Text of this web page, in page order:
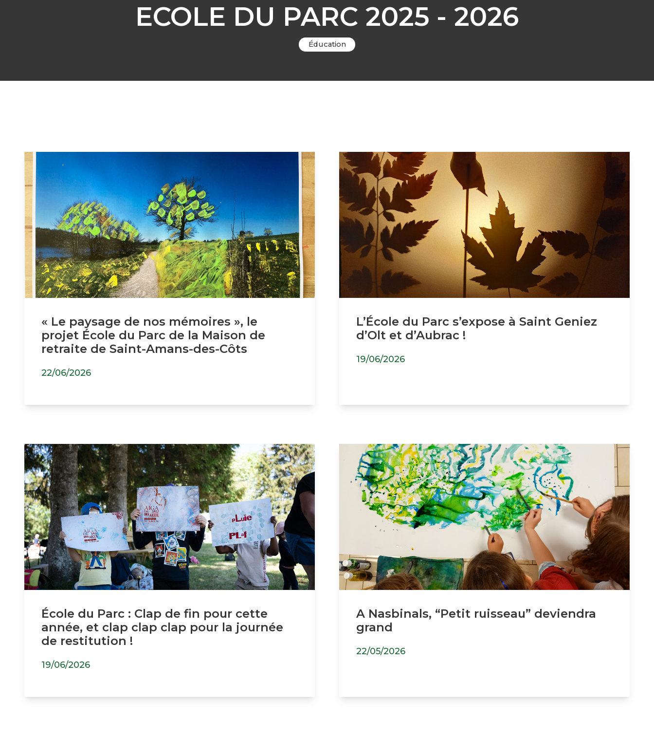
ECOLE DU PARC 2025 - 2026
Éducation
« Le paysage de nos mémoires », le
projet École du Parc de la Maison de
retraite de Saint-Amans-des-Côts
22/06/2026
L’École du Parc s’expose à Saint Geniez
d’Olt et d’Aubrac !
19/06/2026
École du Parc : Clap de fin pour cette
année, et clap clap clap pour la journée
de restitution !
19/06/2026
A Nasbinals, “Petit ruisseau” deviendra
grand
22/05/2026